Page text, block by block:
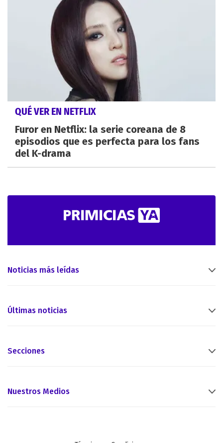
QUÉ VER EN NETFLIX
Furor en Netflix: la serie coreana de 8
episodios que es perfecta para los fans
del K-drama
Noticias más leídas
Últimas noticias
Secciones
Nuestros Medios